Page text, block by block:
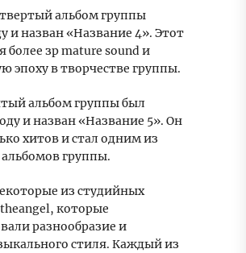
альбом группы
и назван «Название 4». Этот
более зр mature sound и
эпоху в творчестве группы.
альбом группы был
и назван «Название 5». Он
хитов и стал одним из
группы.
из студийных
которые
разнообразие и
стиля. Каждый из